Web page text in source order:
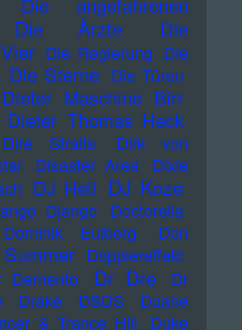
Die angefahrenen
Die Ärzte
Die
Die Regierung Die
Die Sterne Die Türen
Dieter Maschine Birr
Dieter Thomas Heck
Dire Straits
Dirk von
Disaster Area
Dixie
DJ Hell DJ Koze
Django
Doctorella
Dominik Eulberg
Don
Dopplereffekt
Demento Dr Dre
Dr
Drake DSDS
Duane
& Trance Hill
Duke